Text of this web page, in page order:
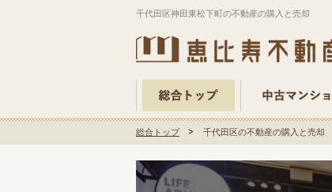
千代田区神田東松下町の不動産の購入と売却
総合トップ 千代田区の不動産の購入と売却